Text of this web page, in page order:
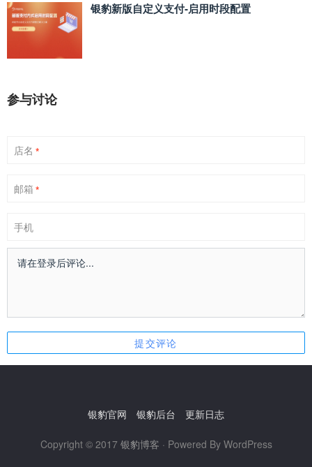
银豹新版自定义支付‑启用时段配置
参与讨论
店名 *
邮箱 *
手机
银豹官网 银豹后台 更新日志
Copyright © 2017 银豹博客 · Powered By WordPress